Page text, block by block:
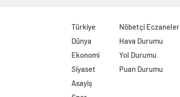
Türkiye
Dünya
Ekonomi
Siyaset
Asayiş
Nöbetçi Eczaneler
Hava Durumu
Yol Durumu
Puan Durumu